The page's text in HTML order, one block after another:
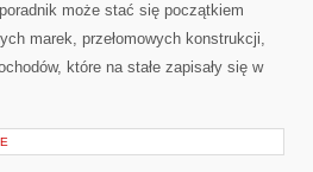
może stać się początkiem
marek, przełomowych konstrukcji,
które na stałe zapisały się w